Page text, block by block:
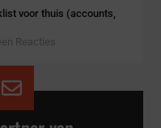
voor thuis (accounts,
Reacties